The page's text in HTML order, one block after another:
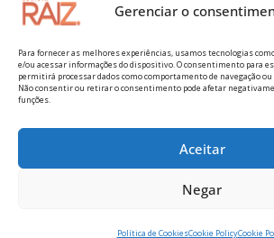
Gerenciar o
Para fornecer as melhores experiências, usamos tecnologias
e/ou acessar informações do dispositivo. O consentimento para
permitirá processar dados como comportamento de navegação
Não consentir ou retirar o consentimento pode afetar
funções.
Aceitar
Negar
Política de CookiesCookie PolicyCookie
direitos reservados.